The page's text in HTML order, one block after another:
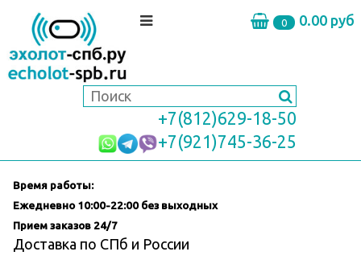
0 0.00 руб
+7(812)629-18-50
+7(921)745-36-25
Время работы:
Ежедневно 10:00-22:00 без выходных
Прием заказов 24/7
Доставка по СПб и России